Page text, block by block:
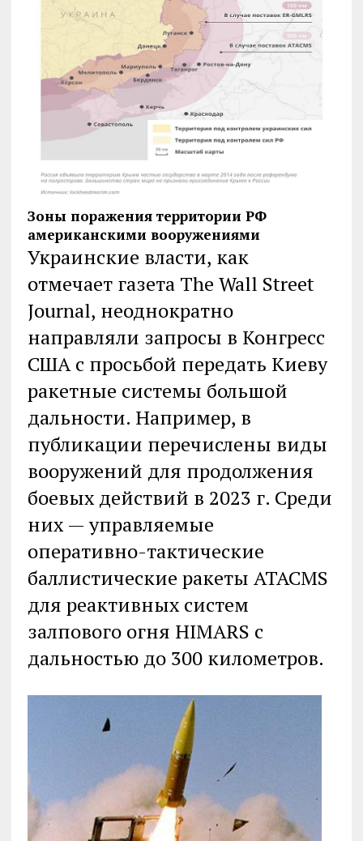
Зоны поражения территории РФ
американскими вооружениями
Украинские власти, как
отмечает газета The Wall Street
Journal, неоднократно
направляли запросы в Конгресс
США с просьбой передать Киеву
ракетные системы большой
дальности. Например, в
публикации перечислены виды
вооружений для продолжения
боевых действий в 2023 г. Среди
них — управляемые
оперативно-тактические
баллистические ракеты ATACMS
для реактивных систем
залпового огня HIMARS с
дальностью до 300 километров.